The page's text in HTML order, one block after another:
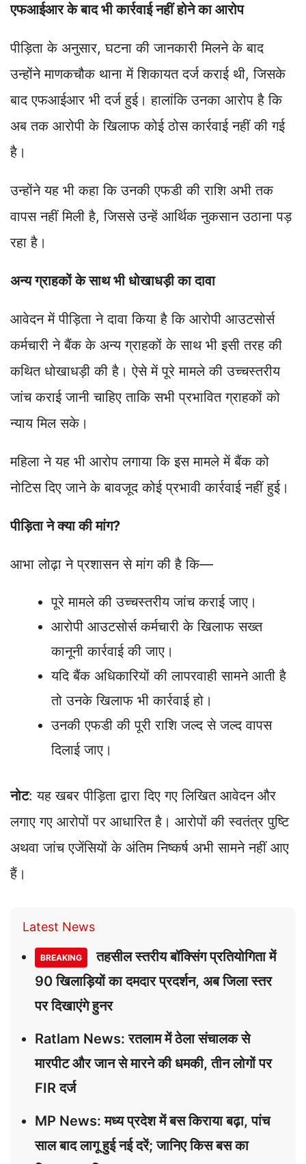
एफआईआर के बाद भी कार्रवाई नहीं होने का आरोप
पीड़िता के अनुसार, घटना की जानकारी मिलने के बाद
उन्होंने माणकचौक थाना में शिकायत दर्ज कराई थी, जिसके
बाद एफआईआर भी दर्ज हुई। हालांकि उनका आरोप है कि
अब तक आरोपी के खिलाफ कोई ठोस कार्रवाई नहीं की गई
है।
उन्होंने यह भी कहा कि उनकी एफडी की राशि अभी तक
वापस नहीं मिली है, जिससे उन्हें आर्थिक नुकसान उठाना पड़
रहा है।
अन्य ग्राहकों के साथ भी धोखाधड़ी का दावा
आवेदन में पीड़िता ने दावा किया है कि आरोपी आउटसोर्स
कर्मचारी ने बैंक के अन्य ग्राहकों के साथ भी इसी तरह की
कथित धोखाधड़ी की है। ऐसे में पूरे मामले की उच्चस्तरीय
जांच कराई जानी चाहिए ताकि सभी प्रभावित ग्राहकों को
न्याय मिल सके।
महिला ने यह भी आरोप लगाया कि इस मामले में बैंक को
नोटिस दिए जाने के बावजूद कोई प्रभावी कार्रवाई नहीं हुई।
पीड़िता ने क्या की मांग?
आभा लोढ़ा ने प्रशासन से मांग की है कि—
पूरे मामले की उच्चस्तरीय जांच कराई जाए।
आरोपी आउटसोर्स कर्मचारी के खिलाफ सख्त
कानूनी कार्रवाई की जाए।
यदि बैंक अधिकारियों की लापरवाही सामने आती है
तो उनके खिलाफ भी कार्रवाई हो।
उनकी एफडी की पूरी राशि जल्द से जल्द वापस
दिलाई जाए।
नोट: यह खबर पीड़िता द्वारा दिए गए लिखित आवेदन और
लगाए गए आरोपों पर आधारित है। आरोपों की स्वतंत्र पुष्टि
अथवा जांच एजेंसियों के अंतिम निष्कर्ष अभी सामने नहीं आए
हैं।
Latest News
BREAKING
तहसील स्तरीय बॉक्सिंग प्रतियोगिता में
90 खिलाड़ियों का दमदार प्रदर्शन, अब जिला स्तर
पर दिखाएंगे हुनर
Ratlam News: रतलाम में ठेला संचालक से
मारपीट और जान से मारने की धमकी, तीन लोगों पर
FIR दर्ज
MP News: मध्य प्रदेश में बस किराया बढ़ा, पांच
साल बाद लागू हुई नई दरें; जानिए किस बस का